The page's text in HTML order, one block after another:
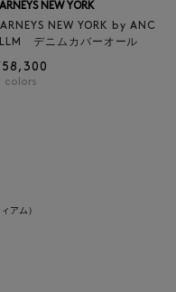
NEW YORK
NEW YORK by ANC
デニムカバーオール
colors
アム）